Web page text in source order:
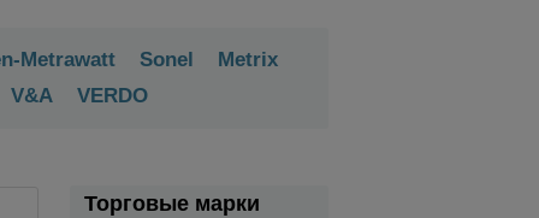
Metrawatt Sonel
Metrix
V&A
VERDO
Торговые марки